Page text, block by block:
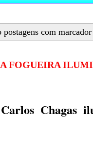
postagens com
FOGUEIRA
Chagas